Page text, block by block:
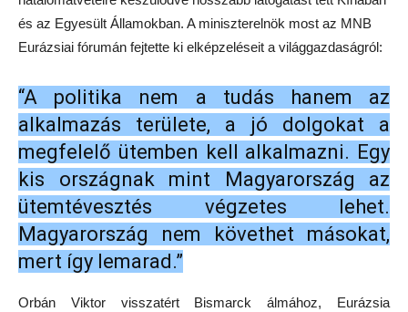
és az Egyesült Államokban. A miniszterelnök most az MNB
Eurázsiai fórumán fejtette ki elképzeléseit a világgazdaságról:
“A politika nem a tudás hanem az
alkalmazás területe, a jó dolgokat a
megfelelő ütemben kell alkalmazni. Egy
kis országnak mint Magyarország az
ütemtévesztés végzetes lehet.
Magyarország nem követhet másokat,
mert így lemarad.”
Orbán Viktor visszatért Bismarck álmához, Eurázsia